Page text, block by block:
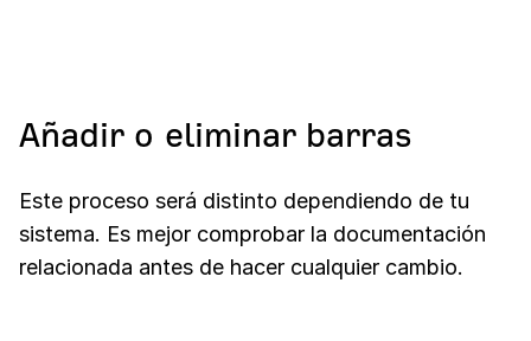
Añadir o eliminar barras
Este proceso será distinto dependiendo de tu
sistema. Es mejor comprobar la documentación
relacionada antes de hacer cualquier cambio.